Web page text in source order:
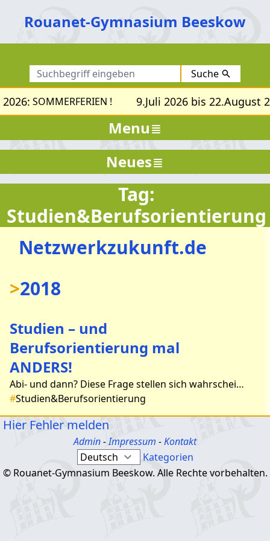
Rouanet-Gymnasium Beeskow
Suche
SOMMERFERIEN ! 9.Juli 2026 bis 22.August
Menu
Tag:
Studien&Berufsorientierung
Netzwerkzukunft.de
>2018
Studien – und
Berufsorientierung mal
ANDERS!
Abi- und dann? Diese Frage stellen sich wahrscheinlich alle Schüler der 11. Klassen. Nach einer ausführlichen Vorbereitung im Unterricht der Seminarkurse machten wir uns am Fre
#Studien&Berufsorientierung
Neues
Hier Fehler melden
Admin-Impressum -Kontakt
Kategorien
© Rouanet-Gymnasium Beeskow. Alle Rechte vorbehalten.